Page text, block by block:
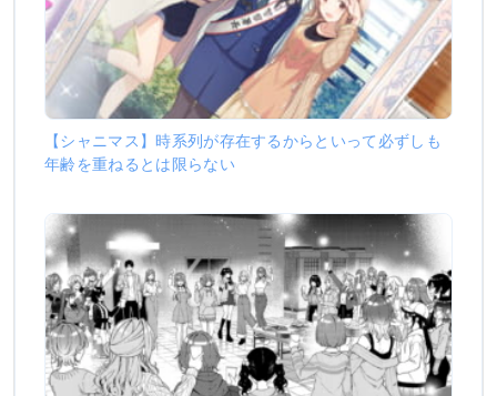
【シャニマス】時系列が存在するからといって必ずしも
年齢を重ねるとは限らない